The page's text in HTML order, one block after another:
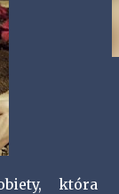
która